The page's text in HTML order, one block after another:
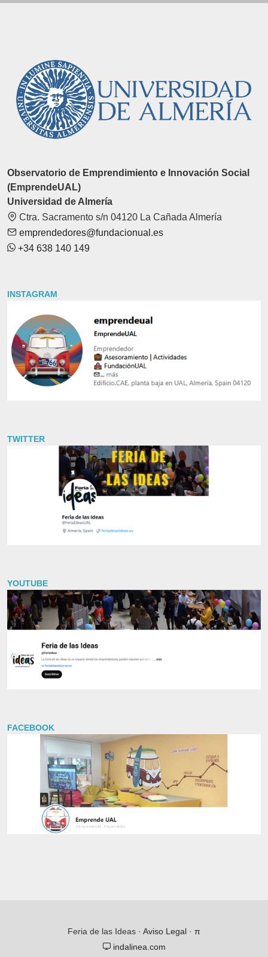
Observatorio de Emprendimiento e Innovación Social
(EmprendeUAL)
Universidad de Almería
Ctra. Sacramento s/n 04120 La Cañada Almería
emprendedores@fundacionual.es
+34 638 140 149
INSTAGRAM
TWITTER
YOUTUBE
FACEBOOK
Feria de las Ideas · Aviso Legal · π
indalinea.com